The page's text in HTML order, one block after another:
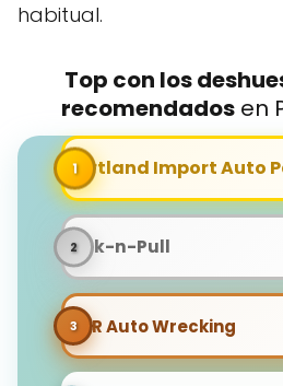
habitual.
Top con los
recomendadosen
Portland Import Auto
Pick-n-Pull
B&R Auto Wrecking